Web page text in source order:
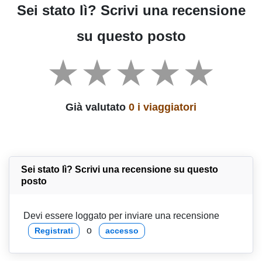
Sei stato lì? Scrivi una recensione
su questo posto
Già valutato 0 i viaggiatori
Sei stato lì? Scrivi una recensione su questo
posto
Devi essere loggato per inviare una recensione
Registrati o accesso